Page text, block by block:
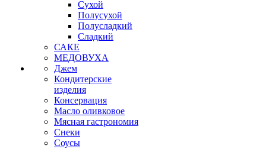
Сухой
Полусухой
Полусладкий
Сладкий
САКЕ
МЕДОВУХА
Джем
Кондитерские
изделия
Консервация
Масло оливковое
Мясная гастрономия
Снеки
Соусы